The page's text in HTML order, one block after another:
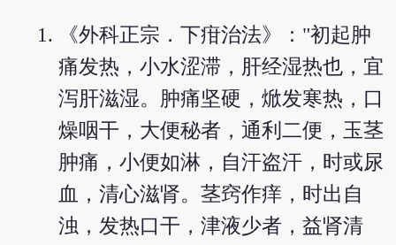
《外科正宗．下疳治法》："初起肿
痛发热，小水涩滞，肝经湿热也，宜
泻肝滋湿。肿痛坚硬，焮发寒热，口
燥咽干，大便秘者，通利二便，玉茎
肿痛，小便如淋，自汗盗汗，时或尿
血，清心滋肾。茎窍作痒，时出自
浊，发热口干，津液少者，益肾清